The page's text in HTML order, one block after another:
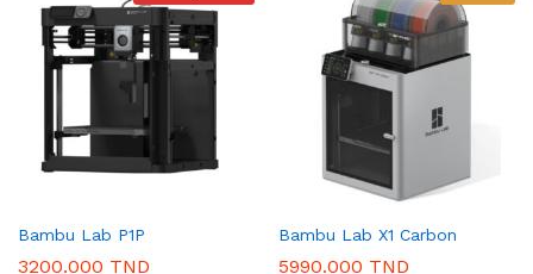
Bambu Lab P1P
3200.000 TND
Bambu Lab X1 Carbon
5990.000 TND